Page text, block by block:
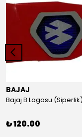
BAJAJ
₺ 120.00